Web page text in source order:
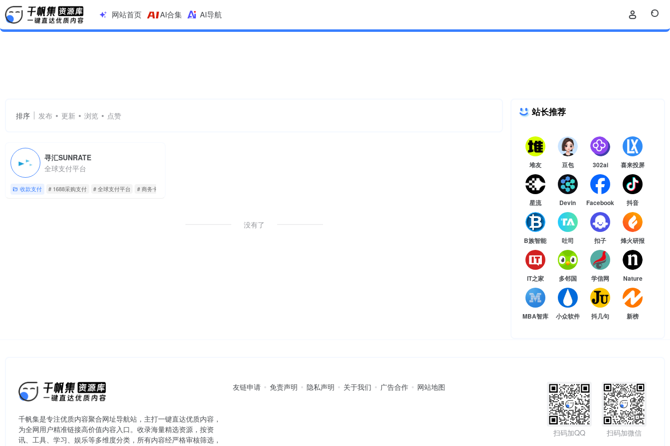
网站首页 AI合集 AI导航
排序 发布 更新 浏览 点赞
寻汇SUNRATE
全球支付平台
收款支付 # 1688采购支付 # 全球支付平台 # 商务卡服务
没有了
站长推荐
堆友 豆包 302ai 喜来投屏
星流 Devin Facebook 抖音
B族智能 吐司 扣子 烽火研报
IT之家 多邻国 学信网 Nature
MBA智库 小众软件 抖几句 新榜
千帆集是专注优质内容聚合网址导航站，主打一键直达优质内容，
为全网用户精准链接高价值内容入口。​收录海量精选资源，按资
讯、工具、学习、娱乐等多维度分类，所有内容经严格审核筛选，
友链申请 免责声明 隐私声明 关于我们 广告合作 网站地图
扫码加QQ 扫码加微信